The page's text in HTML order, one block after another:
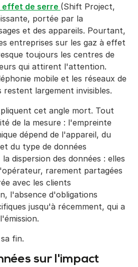
effet de serre (Shift Project,
portée par la
et des appareils. Pourtant,
entreprises sur les gaz à effet
toujours les centres de
qui attirent l'attention.
mobile et les réseaux de
restent largement invisibles.
cet angle mort. Tout
de la mesure : l'empreinte
dépend de l'appareil, du
du type de données
dispersion des données : elles
rarement partagées
avec les clients
l'absence d'obligations
jusqu'à récemment, qui a
fin.
sur l'impact